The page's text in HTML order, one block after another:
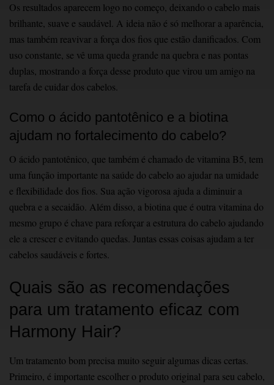
Os resultados aparecem logo no começo, deixando o cabelo mais
brilhante, suave e saudável. A ideia não é só melhorar a aparência,
mas também reavivar a força dos fios que estão danificados. Com
uso constante, se vê uma queda grande na quebra e nas pontas
duplas, mostrando a força desse produto que virou um amigo na
tarefa de cuidar dos cabelos. ͏
Como o ácido pantotênico e a biotina
ajudam no fortalecimento do cabelo?
O ácido pantotênico, que também é chamado de vitamina B5, t͏em
uma função importante na saúde do cabelo ao aj͏udar na umidade
e flexibilidade dos fios. Sua ação vigorosa ajuda a dimin͏uir a
quebra e ͏a seca͏idão. Além disso, a biotina que é outra vit͏amina do
mesmo grupo é chave para reforçar a estru͏tura do cabelo ajudando
ele ͏a crescer e ͏evitando quedas.͏ Jun͏tas essas͏ co͏isas ajudam a ter
cabelos saudáveis e fortes.͏
Quais são as recomendações
para um tratamento eficaz com
Harmony Hair?
Um tratamento bom precisa muito seguir algumas dicas certas.
Primeiro, é importante escolher o produto original para seu cabelo,